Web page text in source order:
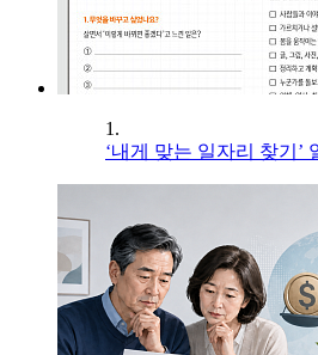
1.
‘내게 맞는 일자리 찾기’